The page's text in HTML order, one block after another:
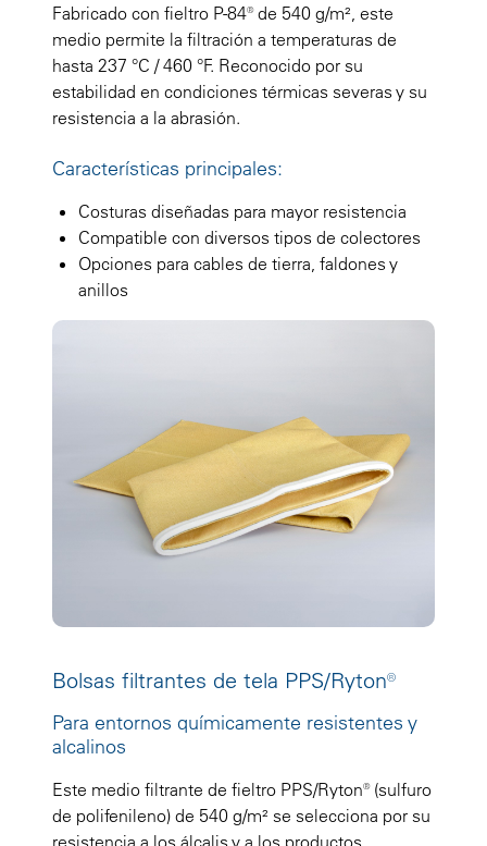
Fabricado con fieltro P-84® de 540 g/m², este
medio permite la filtración a temperaturas de
hasta 237 °C / 460 °F. Reconocido por su
estabilidad en condiciones térmicas severas y su
resistencia a la abrasión.
Características principales:
Costuras diseñadas para mayor resistencia
Compatible con diversos tipos de colectores
Opciones para cables de tierra, faldones y
anillos
Bolsas filtrantes de tela PPS/Ryton®
Para entornos químicamente resistentes y
alcalinos
Este medio filtrante de fieltro PPS/Ryton® (sulfuro
de polifenileno) de 540 g/m² se selecciona por su
resistencia a los álcalis y a los productos